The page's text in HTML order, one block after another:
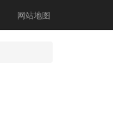
网站地图